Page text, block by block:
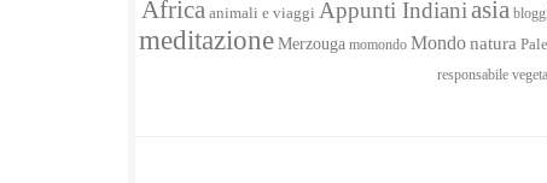
Africa animali e viaggi Appunti Indianiasia
meditazioneMerzouga momondo Mondonatura
responsabile